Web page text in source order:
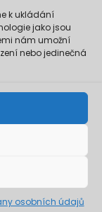
k ukládání
jako jsou
nám umožní
nebo jedinečná
osobních údajů
CAP-CZ-LIFE
nástroje
těchto
partnerů
za
na
Realizace ©